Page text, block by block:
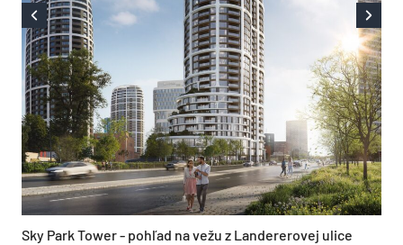
Sky Park Tower - pohľad na vežu z Landererovej ulice